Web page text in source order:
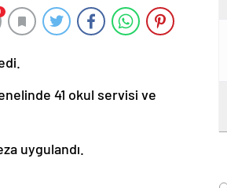
41 okul servisi ve
uygulandı.